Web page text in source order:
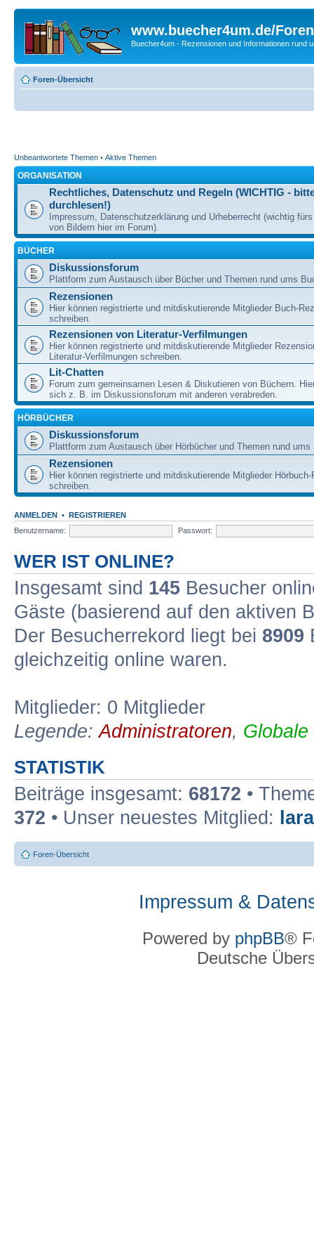
www.buecher4um.de/Foren
Buecher4um - Rezensionen und Informationen rund
Foren-Übersicht
Unbeantwortete Themen • Aktive Themen
ORGANISATION
Rechtliches, Datenschutz und Regeln (WICHTIG -
durchlesen!)
Impressum, Datenschutzerklärung und Urheberrecht (wichtig
von Bildern hier im Forum).
BÜCHER
Diskussionsforum
Plattform zum Austausch über Bücher und Themen rund ums
Rezensionen
Hier können registrierte und mitdiskutierende Mitglieder Buch-
schreiben.
Rezensionen von Literatur-Verfilmungen
Hier können registrierte und mitdiskutierende Mitglieder
Literatur-Verfilmungen schreiben.
Lit-Chatten
Forum zum gemeinsamen Lesen & Diskutieren von Büchern.
sich z. B. im Diskussionsforum mit anderen verabreden.
HÖRBÜCHER
Diskussionsforum
Plattform zum Austausch über Hörbücher und Themen rund ums
Rezensionen
Hier können registrierte und mitdiskutierende Mitglieder Hörbuch-
schreiben.
ANMELDEN • REGISTRIEREN
Benutzername:
Passwort:
WER IST ONLINE?
Insgesamt sind 145 Besucher
Gäste (basierend auf den aktiven
Der Besucherrekord liegt bei 8909
gleichzeitig online waren.
Mitglieder: 0 Mitglieder
Legende:Administratoren,
STATISTIK
Beiträge insgesamt: 68172 •
372 • Unser neuestes Mitglied:
Foren-Übersicht
Impressum &
Powered by phpBB®
Deutsche